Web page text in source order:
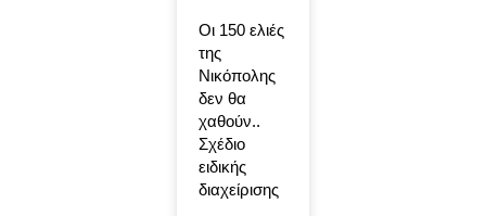
Οι 150 ελιές
της
Νικόπολης
δεν θα
χαθούν..
Σχέδιο
ειδικής
διαχείρισης